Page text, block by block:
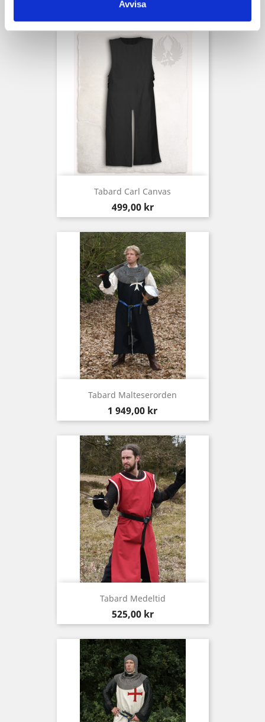
Avvisa
Pris
539,00 kr
Tabard Carl Canvas
Pris
499,00 kr
Tabard Malteserorden
Pris
1 949,00 kr
Tabard Medeltid
Pris
525,00 kr